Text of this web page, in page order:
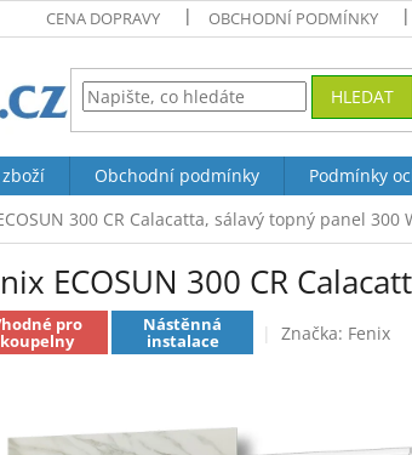
CENA DOPRAVY OBCHODNÍ PODMÍNKY
HLEDAT
Obchodní podmínky Podmínky
300 CR Calacatta, sálavý topný panel 300
ECOSUN 300 CR
pro
koupelny
Nástěnná
instalace Značka: Fenix